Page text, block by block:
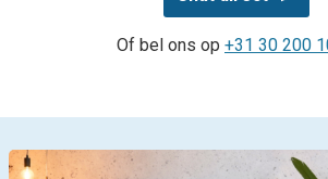
Of bel ons op +31 30 200